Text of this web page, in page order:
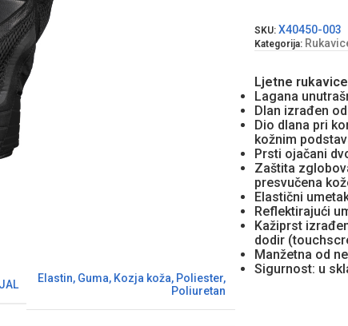
Elastin, Guma, Kozja koža, Poliester,
Poliuretan
SKU: X40450-003
Kategorija:
Ljetne
Lagana
Dlan izrađen
Dio dlana pri
kožnim
Prsti ojačani
Zaštita
presvučena
Elastični
Reflektirajući
Kažiprst
dodir
Manžetna od
Sigurnost: u